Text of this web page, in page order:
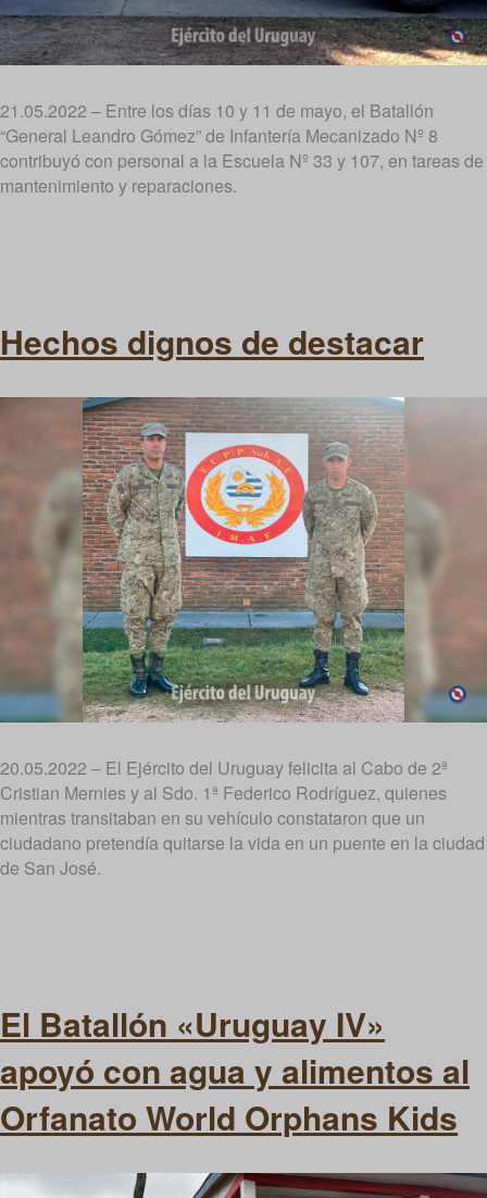
21.05.2022 – Entre los días 10 y 11 de mayo, el Batallón
“General Leandro Gómez” de Infantería Mecanizado Nº 8
contribuyó con personal a la Escuela Nº 33 y 107, en tareas de
mantenimiento y reparaciones.
Hechos dignos de destacar
20.05.2022 – El Ejército del Uruguay felicita al Cabo de 2ª
Cristian Mernies y al Sdo. 1ª Federico Rodríguez, quienes
mientras transitaban en su vehículo constataron que un
ciudadano pretendía quitarse la vida en un puente en la ciudad
de San José.
El Batallón «Uruguay IV»
apoyó con agua y alimentos al
Orfanato World Orphans Kids